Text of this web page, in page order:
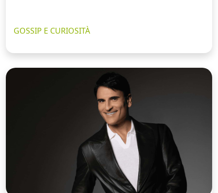
GOSSIP E CURIOSITÀ